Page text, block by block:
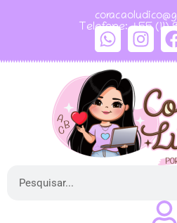
Telefone: +55 (11)